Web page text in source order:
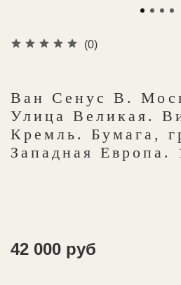
(0)
Ван Сенус В.
Улица Великая.
Кремль. Бумага,
Западная Европа.
42 000 руб